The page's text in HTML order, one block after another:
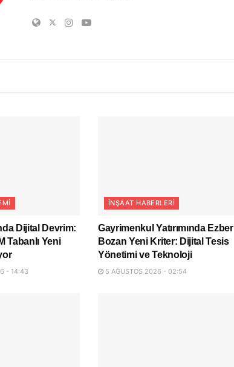
Dijital Devrim:
Tabanlı Yeni
- 14:43
İNŞAAT HABERLERI
Gayrimenkul Yatırımında Ezber
Bozan Yeni Kriter: Dijital Tesis
Yönetimi ve Teknoloji
5 AĞUSTOS 2026 - 02:54